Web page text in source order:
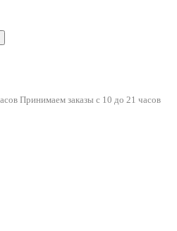
Принимаем заказы с 10 до 21 часов